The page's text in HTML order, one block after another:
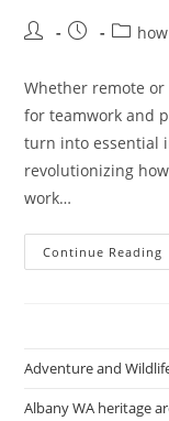
Post
Post
Post
Whether remote
for teamwork and
turn into essential
revolutionizing
work…
Continue Reading
Adventure and
Albany WA heritage